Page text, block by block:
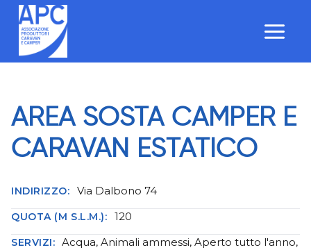
Salta
contenuto
AREA SOSTA CAMPER E
CARAVAN ESTATICO
INDIRIZZO: Via Dalbono 74
QUOTA (M S.L.M.): 120
SERVIZI: Acqua, Animali ammessi, Aperto tutto l'anno,